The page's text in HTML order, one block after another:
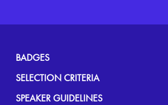
FOOTER
MENU
BADGES
SELECTION CRITERIA
SPEAKER GUIDELINES